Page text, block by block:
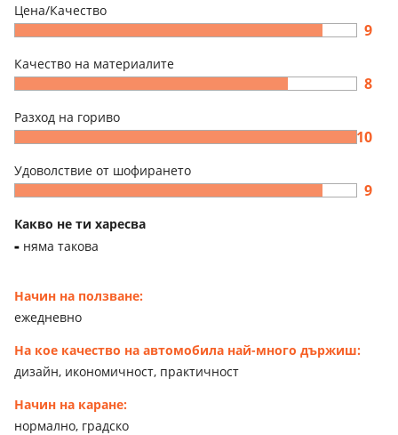
Цена/Качество
9
Качество на материалите
8
Разход на гориво
10
Удоволствие от шофирането
9
Какво не ти харесва
няма такова
Начин на ползване:
ежедневно
На кое качество на автомобила най-много държиш:
дизайн, икономичност, практичност
Начин на каране:
нормално, градско